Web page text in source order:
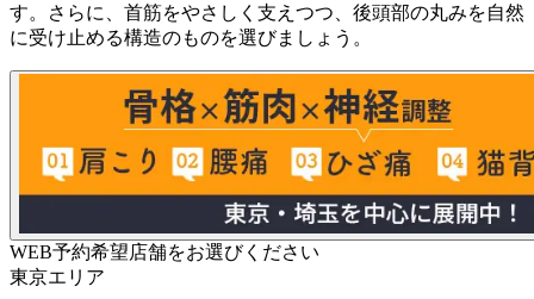
す。さらに、首筋をやさしく支えつつ、後頭部の丸みを自然
に受け止める構造のものを選びましょう。
WEB予約希望店舗をお選びください
東京エリア